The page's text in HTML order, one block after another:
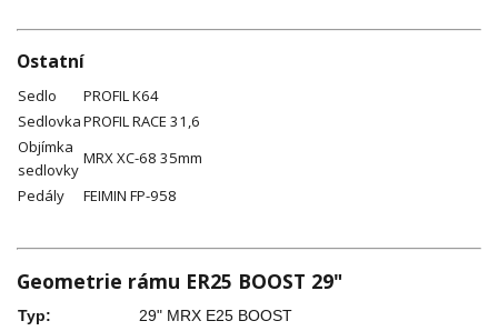
Ostatní
Sedlo
PROFIL K64
SedlovkaPROFIL RACE 31,6
Objímka
sedlovky
MRX XC-68 35mm
Pedály
FEIMIN FP-958
Geometrie rámu ER25 BOOST 29"
Typ:
29" MRX E25 BOOST